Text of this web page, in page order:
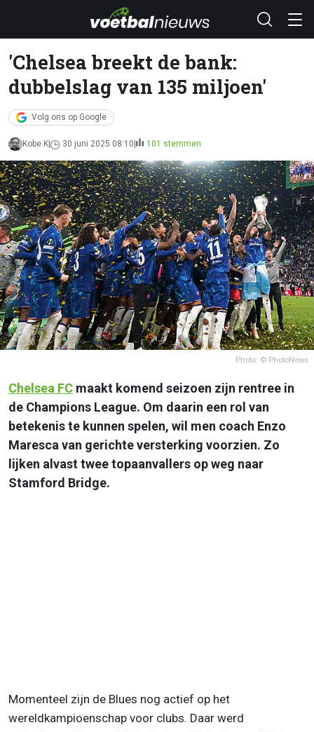
'Chelsea breekt de bank:
dubbelslag van 135 miljoen'
Volg ons op Google
Kobe K 30 juni 2025 08:10 101 stemmen
Photo: © PhotoNews
Chelsea FC maakt komend seizoen zijn rentree in
de Champions League. Om daarin een rol van
betekenis te kunnen spelen, wil men coach Enzo
Maresca van gerichte versterking voorzien. Zo
lijken alvast twee topaanvallers op weg naar
Stamford Bridge.
Momenteel zijn de Blues nog actief op het
wereldkampioenschap voor clubs. Daar werd